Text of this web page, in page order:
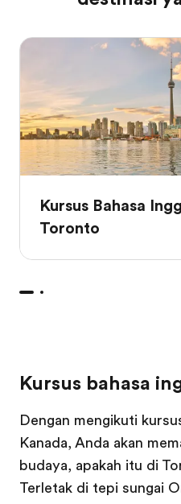
Kursus Bahasa
Toronto
Kursus bahasa
Dengan mengikuti
Kanada, Anda akan
budaya, apakah itu di
Terletak di tepi sungai